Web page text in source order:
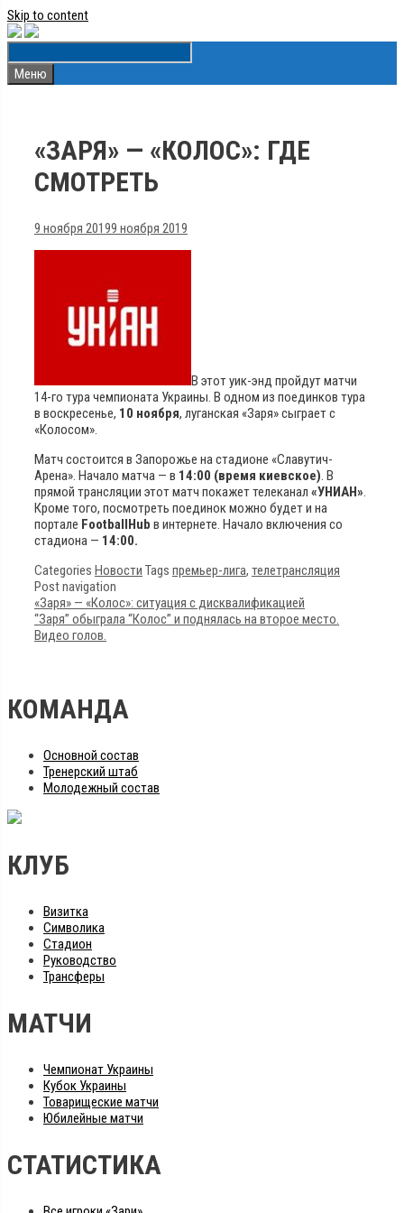
Skip to content
Меню
«ЗАРЯ» — «КОЛОС»: ГДЕ
СМОТРЕТЬ
9 ноября 20199 ноября 2019
В этот уик-энд пройдут матчи
14-го тура чемпионата Украины. В одном из поединков тура
в воскресенье, 10 ноября, луганская «Заря» сыграет с
«Колосом».
Матч состоится в Запорожье на стадионе «Славутич-
Арена». Начало матча — в 14:00 (время киевское). В
прямой трансляции этот матч покажет телеканал «УНИАН».
Кроме того, посмотреть поединок можно будет и на
портале FootballHub в интернете. Начало включения со
стадиона — 14:00.
Categories Новости Tags премьер-лига, телетрансляция
Post navigation
«Заря» — «Колос»: ситуация с дисквалификацией
“Заря” обыграла “Колос” и поднялась на второе место.
Видео голов.
КОМАНДА
Основной состав
Тренерский штаб
Молодежный состав
КЛУБ
Визитка
Символика
Стадион
Руководство
Трансферы
МАТЧИ
Чемпионат Украины
Кубок Украины
Товарищеские матчи
Юбилейные матчи
СТАТИСТИКА